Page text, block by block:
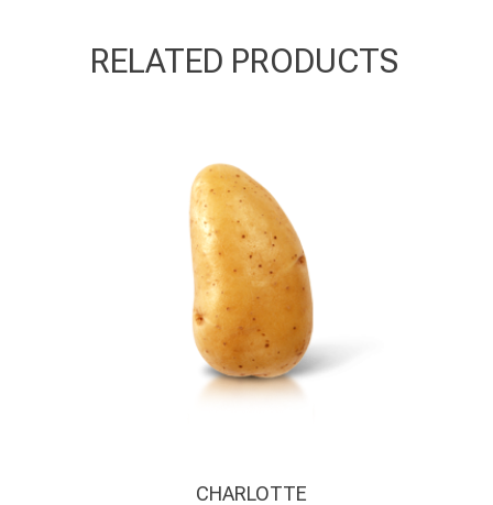
RELATED PRODUCTS
CHARLOTTE